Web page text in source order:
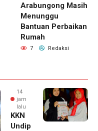
Arabungong Masih
Menunggu
Bantuan Perbaikan
Rumah
7 Redaksi
14
jam
lalu
KKN
Undip